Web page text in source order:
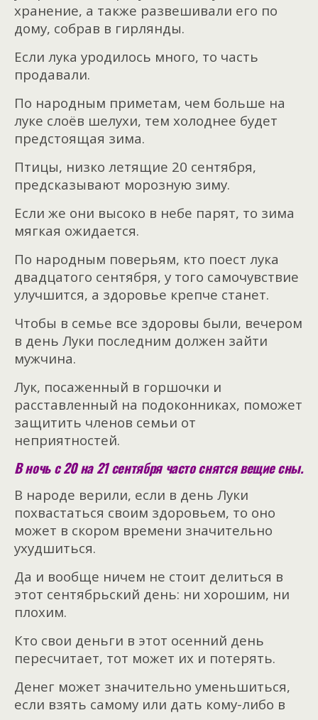
хранение, а также развешивали его по
дому, собрав в гирлянды.
Если лука уродилось много, то часть
продавали.
По народным приметам, чем больше на
луке слоёв шелухи, тем холоднее будет
предстоящая зима.
Птицы, низко летящие 20 сентября,
предсказывают морозную зиму.
Если же они высоко в небе парят, то зима
мягкая ожидается.
По народным поверьям, кто поест лука
двадцатого сентября, у того самочувствие
улучшится, а здоровье крепче станет.
Чтобы в семье все здоровы были, вечером
в день Луки последним должен зайти
мужчина.
Лук, посаженный в горшочки и
расставленный на подоконниках, поможет
защитить членов семьи от
неприятностей.
В ночь с 20 на 21 сентября часто снятся вещие сны.
В народе верили, если в день Луки
похвастаться своим здоровьем, то оно
может в скором времени значительно
ухудшиться.
Да и вообще ничем не стоит делиться в
этот сентябрьский день: ни хорошим, ни
плохим.
Кто свои деньги в этот осенний день
пересчитает, тот может их и потерять.
Денег может значительно уменьшиться,
если взять самому или дать кому-либо в